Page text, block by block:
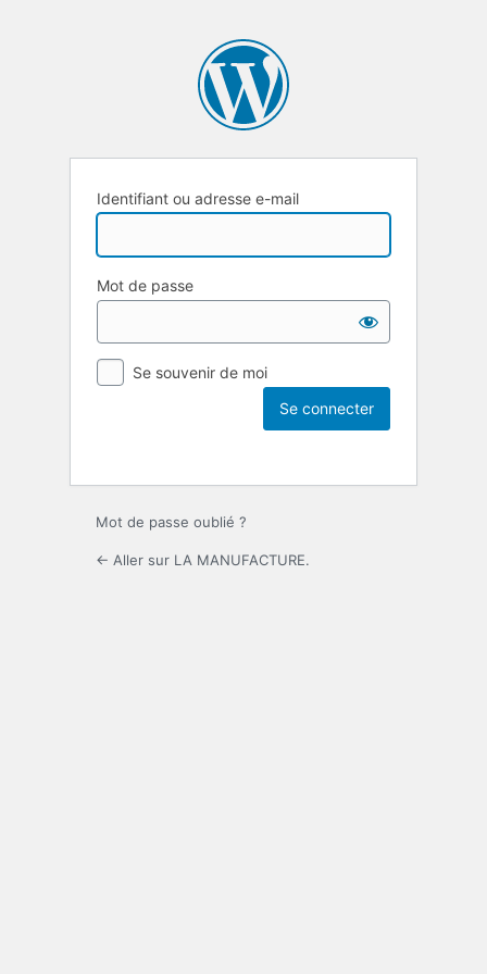
Identifiant ou adresse e-mail
Mot de passe
Se souvenir de moi
Mot de passe oublié ?
← Aller sur LA MANUFACTURE.